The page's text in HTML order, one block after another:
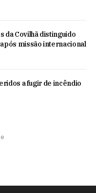
da Covilhã distinguido
missão internacional
a fugir de incêndio